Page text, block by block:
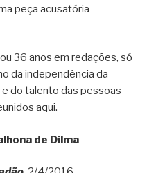
peça acusatória
36 anos em redações, só
da independência da
do talento das pessoas
aqui.
de Dilma